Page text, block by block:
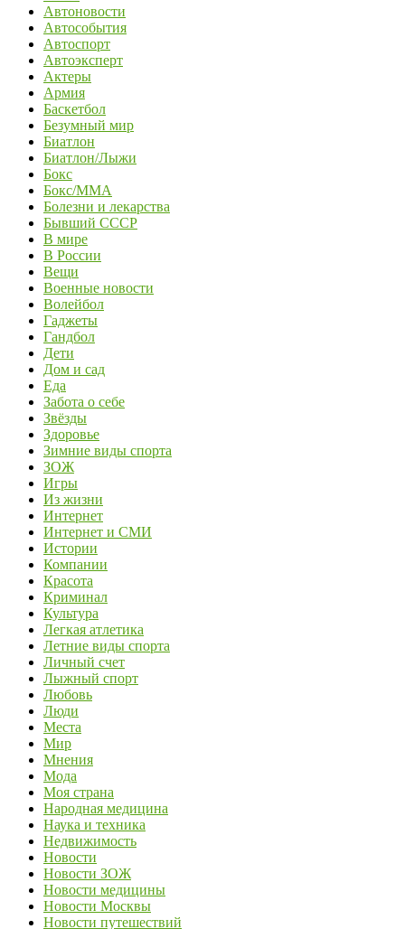
Автоновости
Автособытия
Автоспорт
Автоэксперт
Актеры
Армия
Баскетбол
Безумный мир
Биатлон
Биатлон/Лыжи
Бокс
Бокс/MMA
Болезни и лекарства
Бывший СССР
В мире
В России
Вещи
Военные новости
Волейбол
Гаджеты
Гандбол
Дети
Дом и сад
Еда
Забота о себе
Звёзды
Здоровье
Зимние виды спорта
ЗОЖ
Игры
Из жизни
Интернет
Интернет и СМИ
Истории
Компании
Красота
Криминал
Культура
Легкая атлетика
Летние виды спорта
Личный счет
Лыжный спорт
Любовь
Люди
Места
Мир
Мнения
Мода
Моя страна
Народная медицина
Наука и техника
Недвижимость
Новости
Новости ЗОЖ
Новости медицины
Новости Москвы
Новости путешествий